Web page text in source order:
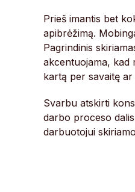
Prieš imantis bet
apibrėžimą.
Pagrindinis
akcentuojama, kad
kartą per savaitę ar
Svarbu atskirti
darbo proceso
darbuotojui